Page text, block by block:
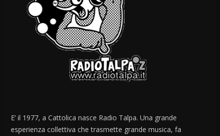
E’ il 1977, a Cattolica nasce Radio Talpa. Una grande
esperienza collettiva che trasmette grande musica, fa